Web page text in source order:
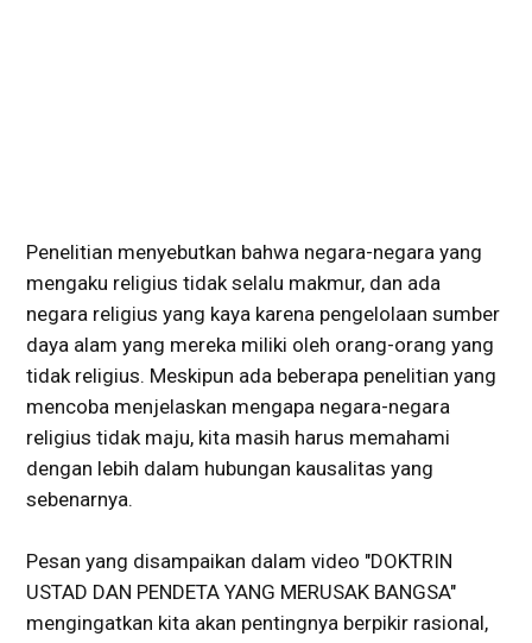
Penelitian menyebutkan bahwa negara-negara yang
mengaku religius tidak selalu makmur, dan ada
negara religius yang kaya karena pengelolaan sumber
daya alam yang mereka miliki oleh orang-orang yang
tidak religius. Meskipun ada beberapa penelitian yang
mencoba menjelaskan mengapa negara-negara
religius tidak maju, kita masih harus memahami
dengan lebih dalam hubungan kausalitas yang
sebenarnya.
Pesan yang disampaikan dalam video "DOKTRIN
USTAD DAN PENDETA YANG MERUSAK BANGSA"
mengingatkan kita akan pentingnya berpikir rasional,